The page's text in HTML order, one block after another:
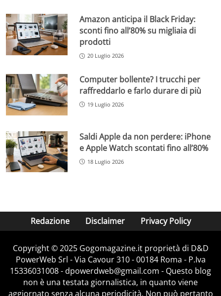
Amazon anticipa il Black Friday:
sconti fino all’80% su migliaia di
prodotti
20 Luglio 2026
Computer bollente? I trucchi per
raffreddarlo e farlo durare di più
19 Luglio 2026
Saldi Apple da non perdere: iPhone
e Apple Watch scontati fino all’80%
18 Luglio 2026
Redazione Disclaimer Privacy Policy
Copyright © 2025 Gogomagazine.it proprietà di D&D
PowerWeb Srl - Via Cavour 310 - 00184 Roma - P.Iva
15336031008 - dpowerdweb@gmail.com - Questo blog
non è una testata giornalistica, in quanto viene
aggiornato senza alcuna periodicità. Non può pertanto